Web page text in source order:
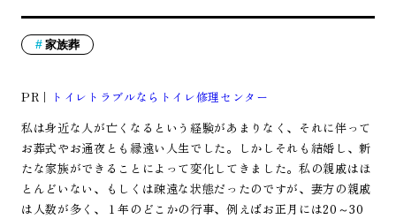
家族葬
PR｜ トイレトラブルならトイレ修理センター
私は身近な人が亡くなるという経験があまりなく、それに伴って
お葬式やお通夜とも縁遠い人生でした。しかしそれも結婚し、新
たな家族ができることによって変化してきました。私の親戚はほ
とんどいない、もしくは疎遠な状態だったのですが、妻方の親戚
は人数が多く、１年のどこかの行事、例えばお正月には20～30